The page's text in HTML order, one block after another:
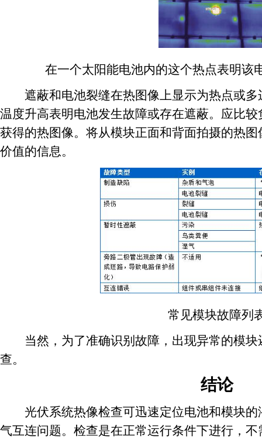
在一个太阳能电池内的这个热点表明该
遮蔽和电池裂缝在热图像上显示为热点或多
温度升高表明电池发生故障或存在遮蔽。应比
获得的热图像。将从模块正面和背面拍摄的热
价值的信息。
常见模块故障列
当然，为了准确识别故障，出现异常的模块
查。
结论
光伏系统热像检查可迅速定位电池和模块的
气互连问题。检查是在正常运行条件下进行，